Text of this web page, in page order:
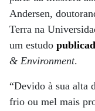
Andersen,
Terra na
um estudo
& Environment.
“Devido à sua alta
frio ou mel mais